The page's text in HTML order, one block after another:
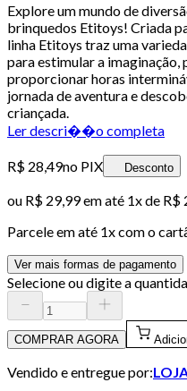
Explore um mundo de
brinquedos Etitoys! Criada
linha Etitoys traz uma
para estimular a
proporcionar horas
jornada de aventura e
criançada.
Ler descri��o completa
R$ 28,49no PIX Desconto
ou R$ 29,99em até 1x de R$
Parcele em até 1x com o
Ver mais formas de pagamento
Selecione ou digite a
COMPRAR AGORA
Vendido e entregue por: